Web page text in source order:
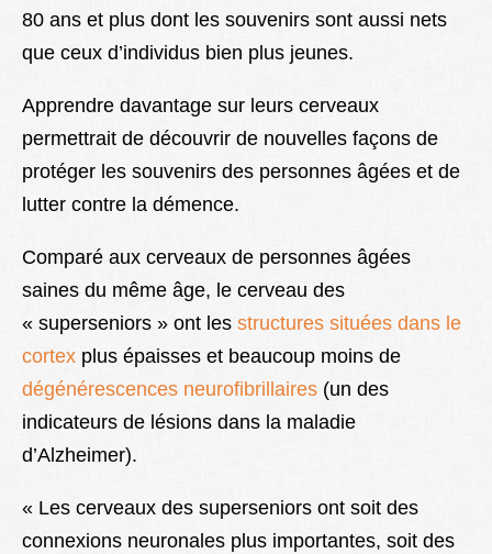
80 ans et plus dont les souvenirs sont aussi nets
que ceux d’individus bien plus jeunes.
Apprendre davantage sur leurs cerveaux
permettrait de découvrir de nouvelles façons de
protéger les souvenirs des personnes âgées et de
lutter contre la démence.
Comparé aux cerveaux de personnes âgées
saines du même âge, le cerveau des
« superseniors » ont les structures situées dans le
cortex plus épaisses et beaucoup moins de
dégénérescences neurofibrillaires (un des
indicateurs de lésions dans la maladie
d’Alzheimer).
« Les cerveaux des superseniors ont soit des
connexions neuronales plus importantes, soit des